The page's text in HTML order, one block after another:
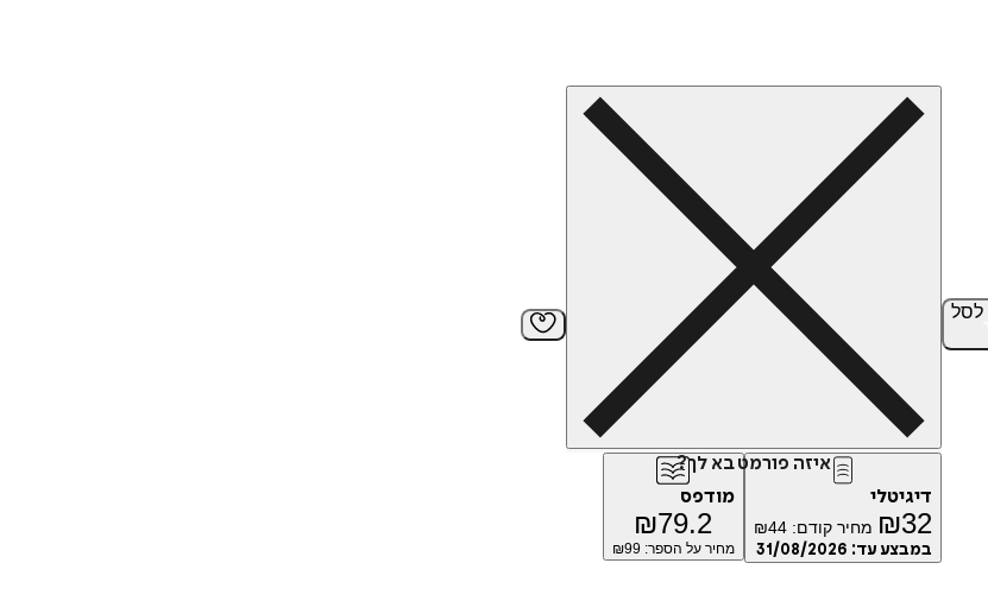
לסל
איזה פורמט בא לך?
דיגיטלי
₪32 מחיר קודם: ₪44
במבצע עד: 31/08/2026
מודפס
₪79.2
מחיר על הספר: ₪ 99